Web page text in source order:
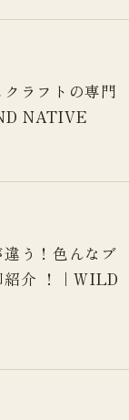
ラフトの専門
NATIVE
う！色んなブ
紹介 ！｜WILD